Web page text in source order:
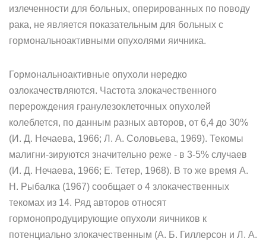
излеченности для больных, оперированных по поводу
рака, не является показательным для больных с
гормональноактивными опухолями яичника.
Гормональноактивные опухоли нередко
озлокачествляются. Частота злокачественного
перерождения гранулезоклеточных опухолей
колеблется, по данным разных авторов, от 6,4 до 30%
(И. Д. Нечаева, 1966; Л. А. Соловьева, 1969). Текомы
малигни-зируются значительно реже - в 3-5% случаев
(И. Д. Нечаева, 1966; Е. Тетер, 1968). В то же время А.
Н. Рыбалка (1967) сообщает о 4 злокачественных
текомах из 14. Ряд авторов относят
гормонопродуцирующие опухоли яичников к
потенциально злокачественным (А. Б. Гиллерсон и Л. А.